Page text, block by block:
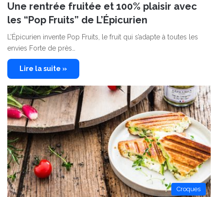
Une rentrée fruitée et 100% plaisir avec
les “Pop Fruits” de L’Épicurien
L’Épicurien invente Pop Fruits, le fruit qui s’adapte à toutes les
envies Forte de près…
Lire la suite »
Croques